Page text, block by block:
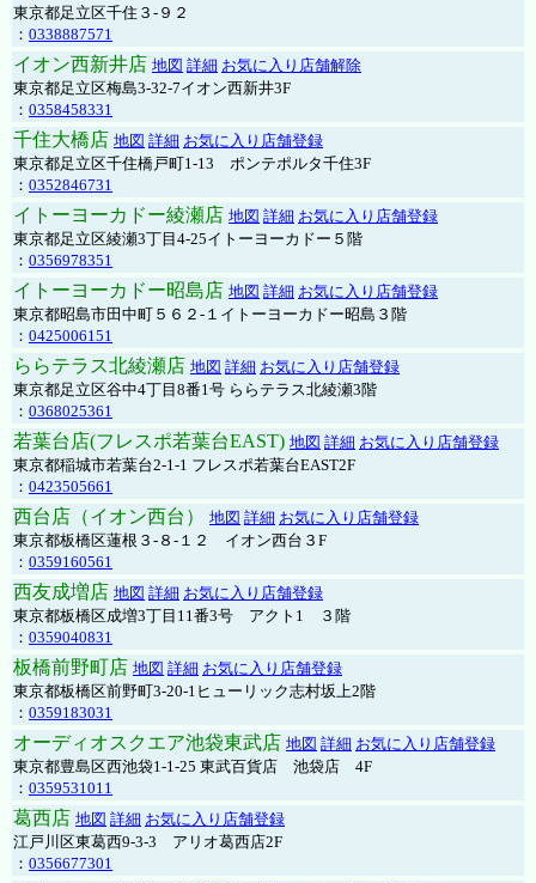
東京都足立区千住３-９２
： 0338887571
イオン西新井店 地図 詳細 お気に入り店舗解除
東京都足立区梅島3-32-7イオン西新井3F
： 0358458331
千住大橋店 地図 詳細 お気に入り店舗登録
東京都足立区千住橋戸町1-13 ポンテポルタ千住3F
： 0352846731
イトーヨーカドー綾瀬店 地図 詳細 お気に入り店舗登録
東京都足立区綾瀬3丁目4-25イトーヨーカドー５階
： 0356978351
イトーヨーカドー昭島店 地図 詳細 お気に入り店舗登録
東京都昭島市田中町５６２-１イトーヨーカドー昭島３階
： 0425006151
ららテラス北綾瀬店 地図 詳細 お気に入り店舗登録
東京都足立区谷中4丁目8番1号 ららテラス北綾瀬3階
： 0368025361
若葉台店(フレスポ若葉台EAST) 地図 詳細 お気に入り店舗登録
東京都稲城市若葉台2-1-1 フレスポ若葉台EAST2F
： 0423505661
西台店（イオン西台） 地図 詳細 お気に入り店舗登録
東京都板橋区蓮根３-８-１２ イオン西台３F
： 0359160561
西友成増店 地図 詳細 お気に入り店舗登録
東京都板橋区成増3丁目11番3号 アクト1 ３階
： 0359040831
板橋前野町店 地図 詳細 お気に入り店舗登録
東京都板橋区前野町3-20-1ヒューリック志村坂上2階
： 0359183031
オーディオスクエア池袋東武店 地図 詳細 お気に入り店舗登録
東京都豊島区西池袋1-1-25 東武百貨店 池袋店 4F
： 0359531011
葛西店 地図 詳細 お気に入り店舗登録
江戸川区東葛西9-3-3 アリオ葛西店2F
： 0356677301